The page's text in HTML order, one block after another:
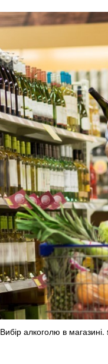
Вибір алкоголю в